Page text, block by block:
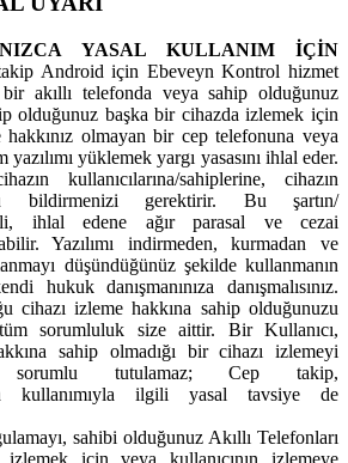
YASAL KULLANIM İÇİN
Android için Ebeveyn Kontrol hizmet
bir akıllı telefonda veya sahip olduğunuz
olduğunuz başka bir cihazda izlemek için
hakkınız olmayan bir cep telefonuna veya
yüklemek yargı yasasını ihlal eder.
kullanıcılarına/sahiplerine, cihazın
bildirmenizi gerektirir. Bu şartın/
ihlal edene ağır parasal ve cezai
Yazılımı indirmeden, kurmadan ve
düşündüğünüz şekilde kullanmanın
hukuk danışmanınıza danışmalısınız.
cihazı izleme hakkına sahip olduğunuzu
sorumluluk size aittir. Bir Kullanıcı,
sahip olmadığı bir cihazı izlemeyi
sorumlu tutulamaz; Cep takip,
kullanımıyla ilgili yasal tavsiye de
sahibi olduğunuz Akıllı Telefonları
izlemek için veya kullanıcının izlemeye